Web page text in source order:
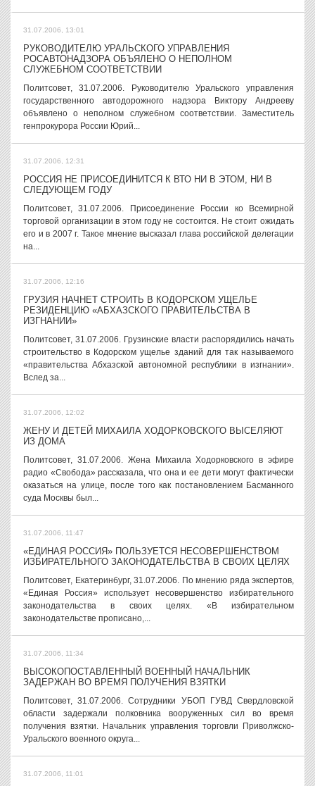
31.07.2006, 13:01
РУКОВОДИТЕЛЮ УРАЛЬСКОГО УПРАВЛЕНИЯ
РОСАВТОНАДЗОРА ОБЪЯЛЕНО О НЕПОЛНОМ
СЛУЖЕБНОМ СООТВЕТСТВИИ
Политсовет, 31.07.2006. Руководителю Уральского управления
государственного автодорожного надзора Виктору Андрееву
объявлено о неполном служебном соответствии. Заместитель
генпрокурора России Юрий...
31.07.2006, 12:31
РОССИЯ НЕ ПРИСОЕДИНИТСЯ К ВТО НИ В ЭТОМ, НИ В
СЛЕДУЮЩЕМ ГОДУ
Политсовет, 31.07.2006. Присоединение России ко Всемирной
торговой организации в этом году не состоится. Не стоит ожидать
его и в 2007 г. Такое мнение высказал глава российской делегации
на...
31.07.2006, 12:16
ГРУЗИЯ НАЧНЕТ СТРОИТЬ В КОДОРСКОМ УЩЕЛЬЕ
РЕЗИДЕНЦИЮ «АБХАЗСКОГО ПРАВИТЕЛЬСТВА В
ИЗГНАНИИ»
Политсовет, 31.07.2006. Грузинские власти распорядились начать
строительство в Кодорском ущелье зданий для так называемого
«правительства Абхазской автономной республики в изгнании».
Вслед за...
31.07.2006, 12:02
ЖЕНУ И ДЕТЕЙ МИХАИЛА ХОДОРКОВСКОГО ВЫСЕЛЯЮТ
ИЗ ДОМА
Политсовет, 31.07.2006. Жена Михаила Ходорковского в эфире
радио «Свобода» рассказала, что она и ее дети могут фактически
оказаться на улице, после того как постановлением Басманного
суда Москвы был...
31.07.2006, 11:47
«ЕДИНАЯ РОССИЯ» ПОЛЬЗУЕТСЯ НЕСОВЕРШЕНСТВОМ
ИЗБИРАТЕЛЬНОГО ЗАКОНОДАТЕЛЬСТВА В СВОИХ ЦЕЛЯХ
Политсовет, Екатеринбург, 31.07.2006. По мнению ряда экспертов,
«Единая Россия» использует несовершенство избирательного
законодательства в своих целях. «В избирательном
законодательстве прописано,...
31.07.2006, 11:34
ВЫСОКОПОСТАВЛЕННЫЙ ВОЕННЫЙ НАЧАЛЬНИК
ЗАДЕРЖАН ВО ВРЕМЯ ПОЛУЧЕНИЯ ВЗЯТКИ
Политсовет, 31.07.2006. Сотрудники УБОП ГУВД Свердловской
области задержали полковника вооруженных сил во время
получения взятки. Начальник управления торговли Приволжско-
Уральского военного округа...
31.07.2006, 11:01